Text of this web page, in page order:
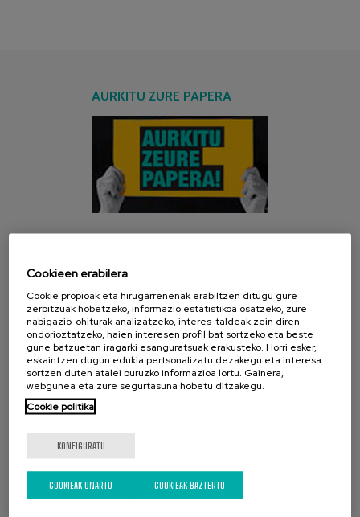
AURKITU ZURE PAPERA
Cookieen erabilera
Cookie propioak eta hirugarrenenak erabiltzen ditugu gure
zerbitzuak hobetzeko, informazio estatistikoa osatzeko, zure
nabigazio-ohiturak analizatzeko, interes-taldeak zein diren
ondorioztatzeko, haien interesen profil bat sortzeko eta beste
gune batzuetan iragarki esanguratsuak erakusteko. Horri esker,
eskaintzen dugun edukia pertsonalizatu dezakegu eta interesa
sortzen duten atalei buruzko informazioa lortu. Gainera,
webgunea eta zure segurtasuna hobetu ditzakegu.
Cookie politika
KONFIGURATU
COOKIEAK BAZTERTU
COOKIEAK ONARTU